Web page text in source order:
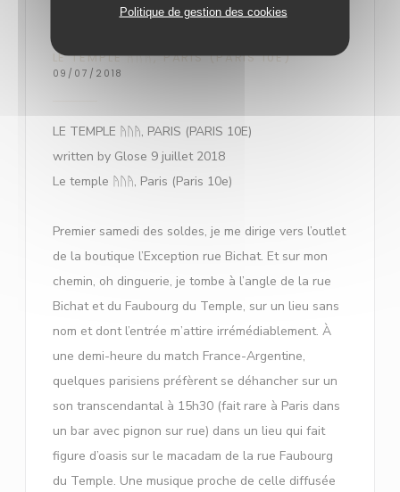
Politique de gestion des cookies
LE TEMPLE ᚤᚢᚤ, PARIS (PARIS 10E)
09/07/2018
LE TEMPLE ᚤᚢᚤ, PARIS (PARIS 10E)
written by Glose 9 juillet 2018
Le temple ᚤᚢᚤ, Paris (Paris 10e)
Premier samedi des soldes, je me dirige vers l’outlet
de la boutique l’Exception rue Bichat. Et sur mon
chemin, oh dinguerie, je tombe à l’angle de la rue
Bichat et du Faubourg du Temple, sur un lieu sans
nom et dont l’entrée m’attire irrémédiablement. À
une demi-heure du match France-Argentine,
quelques parisiens préfèrent se déhancher sur un
son transcendantal à 15h30 (fait rare à Paris dans
un bar avec pignon sur rue) dans un lieu qui fait
figure d’oasis sur le macadam de la rue Faubourg
du Temple. Une musique proche de celle diffusée